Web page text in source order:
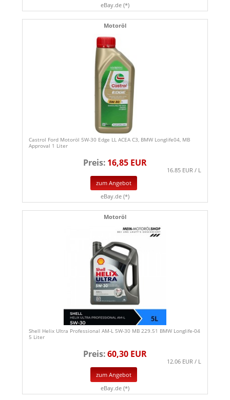
eBay.de (*)
Motoröl
Castrol Ford Motoröl 5W-30 Edge LL ACEA C3, BMW Longlife04, MB
Approval 1 Liter
Preis: 16,85 EUR
16.85 EUR / L
zum Angebot
eBay.de (*)
Motoröl
Shell Helix Ultra Professional AM-L 5W-30 MB 229.51 BMW Longlife-04
5 Liter
Preis:60,30 EUR
12.06 EUR / L
zum Angebot
eBay.de (*)